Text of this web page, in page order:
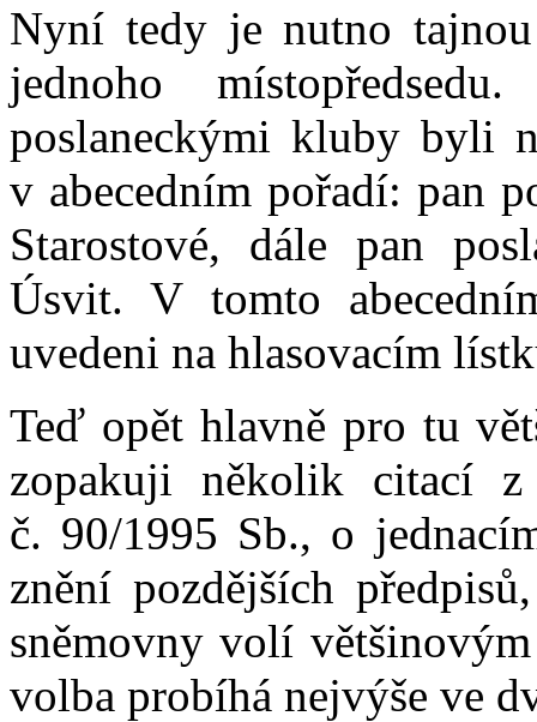
Nyní tedy je nutno
jednoho
poslaneckými kluby byli
v abecedním pořadí: pan
Starostové, dále pan
Úsvit. V tomto
uvedeni na hlasovacím
Teď opět hlavně pro tu
zopakuji několik citací z
č. 90/1995 Sb., o
znění pozdějších
sněmovny volí
volba probíhá nejvýše ve